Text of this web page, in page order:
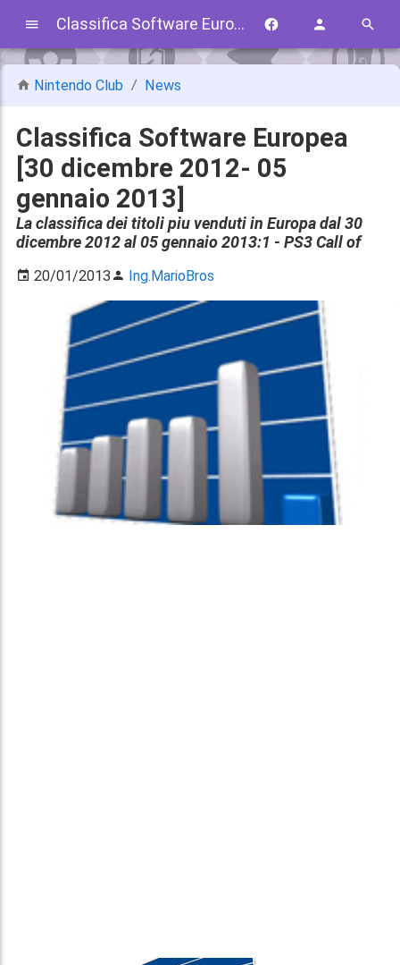
Classifica Software Europea [30 dicembre 2012- 05 gennaio 2013]
Nintendo Club News
Classifica Software Europea
[30 dicembre 2012- 05
gennaio 2013]
La classifica dei titoli piu venduti in Europa dal 30
dicembre 2012 al 05 gennaio 2013:1 - PS3 Call of
20/01/2013 Ing.MarioBros